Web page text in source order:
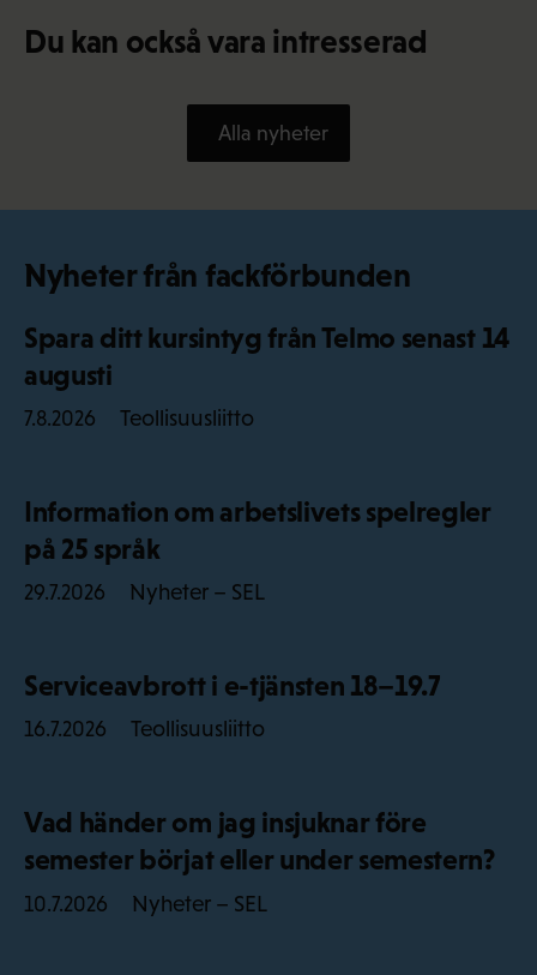
Du kan också vara intresserad
Alla nyheter
Nyheter från fackförbunden
Spara ditt kursintyg från Telmo senast 14
augusti
7.8.2026 Teollisuusliitto
Information om arbetslivets spelregler
på 25 språk
29.7.2026 Nyheter – SEL
Serviceavbrott i e-tjänsten 18–19.7
16.7.2026 Teollisuusliitto
Vad händer om jag insjuknar före
semester börjat eller under semestern?
10.7.2026 Nyheter – SEL